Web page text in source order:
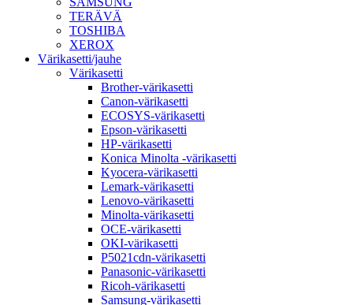
TERÄVÄ
TOSHIBA
XEROX
Värikasetti/jauhe
Värikasetti
Brother-värikasetti
Canon-värikasetti
ECOSYS-värikasetti
Epson-värikasetti
HP-värikasetti
Konica Minolta -värikasetti
Kyocera-värikasetti
Lemark-värikasetti
Lenovo-värikasetti
Minolta-värikasetti
OCE-värikasetti
OKI-värikasetti
P5021cdn-värikasetti
Panasonic-värikasetti
Ricoh-värikasetti
Samsung-värikasetti